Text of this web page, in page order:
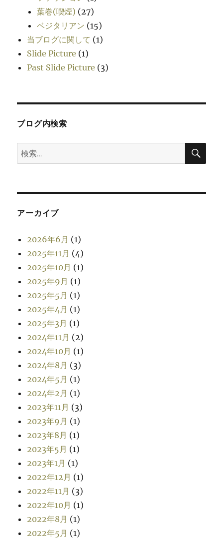
葉巻(喫煙) (27)
ベジタリアン (15)
当ブログに関して (1)
Slide Picture (1)
Past Slide Picture (3)
ブログ内検索
検
索:
検
アーカイブ
2026年6月 (1)
2025年11月 (4)
2025年10月 (1)
2025年9月 (1)
2025年5月 (1)
2025年4月 (1)
2025年3月 (1)
2024年11月 (2)
2024年10月 (1)
2024年8月 (3)
2024年5月 (1)
2024年2月 (1)
2023年11月 (3)
2023年9月 (1)
2023年8月 (1)
2023年5月 (1)
2023年1月 (1)
2022年12月 (1)
2022年11月 (3)
2022年10月 (1)
2022年8月 (1)
2022年5月 (1)